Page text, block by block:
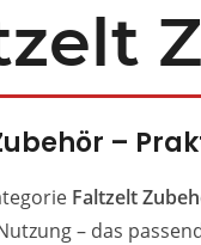
–
Faltzelt
– das